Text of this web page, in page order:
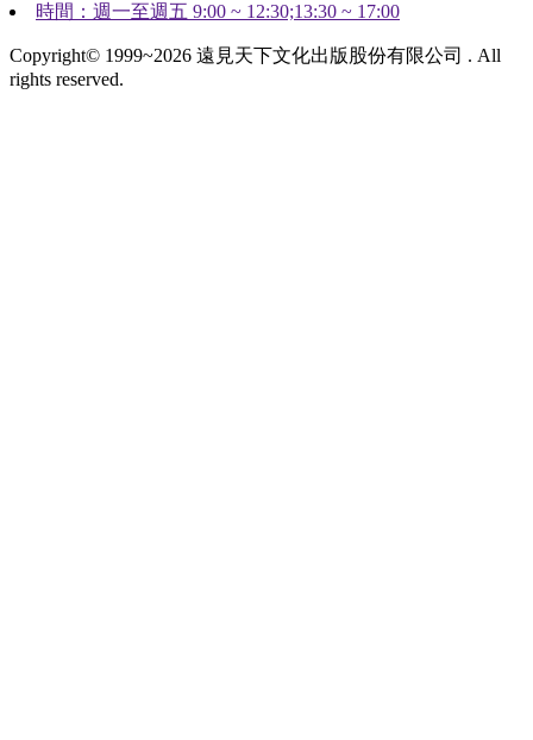
時間：週一至週五 9:00 ~ 12:30;13:30 ~ 17:00
Copyright© 1999~2026 遠見天下文化出版股份有限公司 . All
rights reserved.